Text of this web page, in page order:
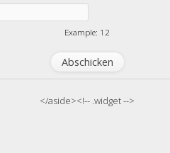
Example: 12
</aside><!-- .widget -->